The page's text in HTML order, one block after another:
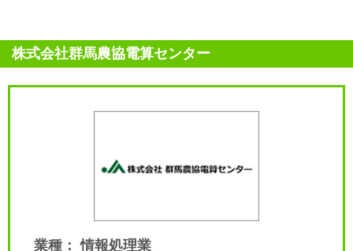
株式会社群馬農協電算センター
業種： 情報処理業